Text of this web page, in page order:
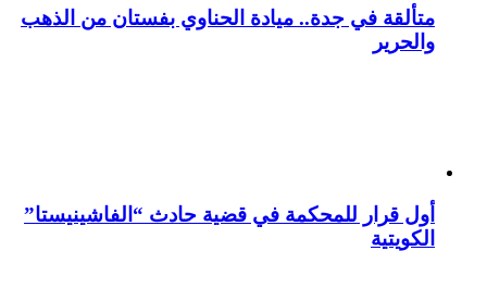
متألقة في جدة.. ميادة الحناوي بفستان من الذهب
والحرير
أول قرار للمحكمة في قضية حادث “الفاشينيستا”
الكويتية